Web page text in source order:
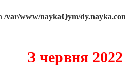
/var/www/naykaQym/
З червня